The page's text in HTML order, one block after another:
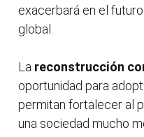
exacerbará en el
global.
La reconstrucción
oportunidad para
permitan fortalecer al
una sociedad mucho